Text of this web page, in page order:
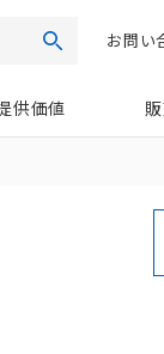
検索お問い
供価値